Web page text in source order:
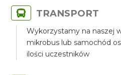
TRANSPORT
Wykorzystamy na naszej
mikrobus lub samochód
ilości uczestników